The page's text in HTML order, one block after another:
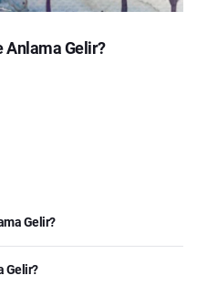
Anlama Gelir?
Gelir?
Gelir?